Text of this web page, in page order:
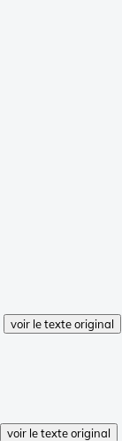
voir le texte original
voir le texte original